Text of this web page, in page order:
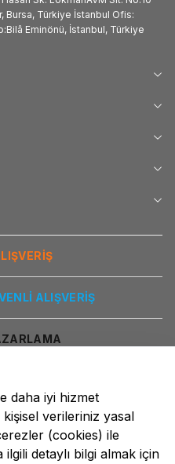
Bursa, Türkiye İstanbul Ofis:
Eminönü, İstanbul, Türkiye
ALIŞVERİŞ
daha iyi hizmet
kişisel verileriniz yasal
(cookies) ile
detaylı bilgi almak için